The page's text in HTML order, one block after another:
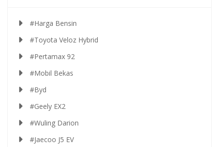
#Harga Bensin
#Toyota Veloz Hybrid
#Pertamax 92
#Mobil Bekas
#Byd
#Geely EX2
#Wuling Darion
#Jaecoo J5 EV